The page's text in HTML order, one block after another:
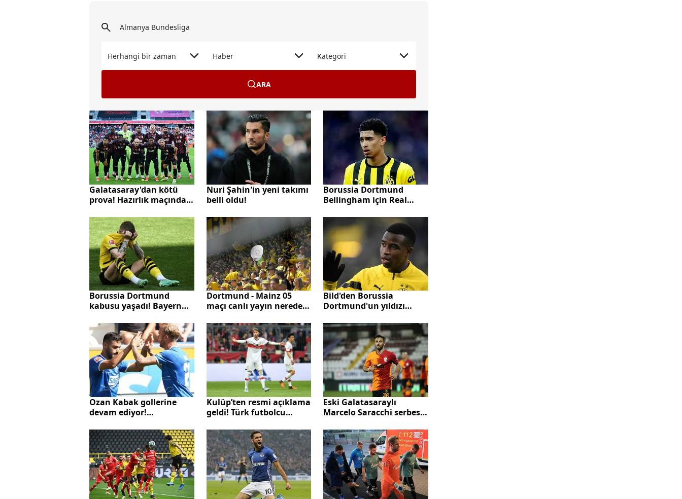
Herhangi bir zaman Haber Kategori
ARA
Galatasaray'dan kötü
prova! Hazırlık maçında
farklı mağlup
Nuri Şahin'in yeni takımı
belli oldu!
Borussia Dortmund
Bellingham için Real
Borussia Dortmund
kabusu yaşadı! Bayern
Dortmund - Mainz 05
maçı canlı yayın nereden,
Mainz 05 maçı hangi
kanalda yayınlanıyor?
Şampiyonluk düğümü...
Bild'den Borussia
Dortmund'un yıldızı
yaşı hakkında flaş belge!
Youssoufa Moukoko kaç
yaşında?
Ozan Kabak gollerine
devam ediyor!
uzandı
Kulüp’ten resmi açıklama
geldi! Türk futbolcu
İspanya’da tutuklandı
Eski Galatasaraylı
Marcelo Saracchi serbest
karar